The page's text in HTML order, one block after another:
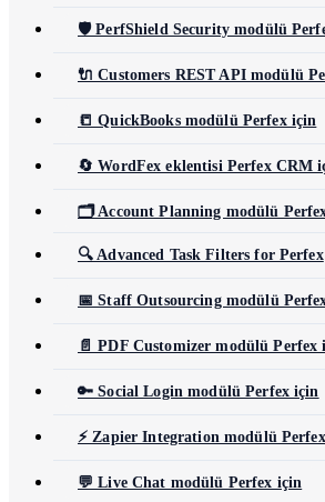
🛡️ PerfShield Security modülü
🔌 Customers REST API modülü
📒 QuickBooks modülü Perfex için
🔄 WordFex eklentisi Perfex CRM
🗂️ Account Planning modülü
🔍 Advanced Task Filters for Perfex
📅 Staff Outsourcing modülü
📄 PDF Customizer modülü Perfex
🔑 Social Login modülü Perfex için
⚡ Zapier Integration modülü
💬 Live Chat modülü Perfex için